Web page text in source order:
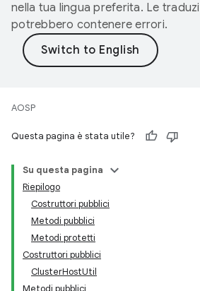
nella tua lingua preferita. Le
potrebbero contenere errori.
AOSP
Questa pagina è stata utile?
Su questa pagina
Riepilogo
Costruttori pubblici
Metodi pubblici
Metodi protetti
Costruttori pubblici
ClusterHostUtil
Metodi pubblici